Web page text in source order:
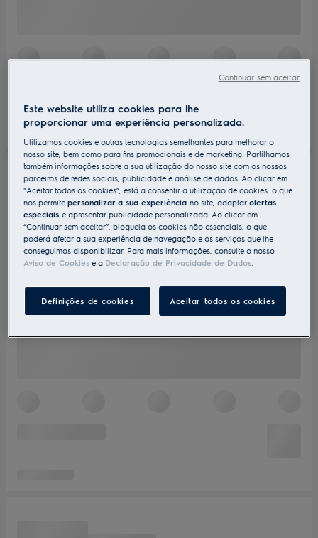
Este website utiliza cookies para lhe
proporcionar uma experiência personalizada.
Utilizamos cookies e outras tecnologias semelhantes para melhorar o
nosso site, bem como para fins promocionais e de marketing. Partilhamos
também informações sobre a sua utilização do nosso site com os nossos
parceiros de redes sociais, publicidade e análise de dados. Ao clicar em
"Aceitar todos os cookies”, está a consentir a utilização de cookies, o que
nos permitepersonalizar a sua experiênciano site, adaptarofertas
especiaise apresentar publicidade personalizada. Ao clicar em
“Continuar sem aceitar”, bloqueia os cookies não essenciais, o que
poderá afetar a sua experiência de navegação e os serviços que lhe
conseguimos disponibilizar. Para mais informações, consulte o nosso
Aviso de Cookies e a Declaração de Privacidade de Dados.
Definições de cookies Aceitar todos os cookies
Continuar sem aceitar